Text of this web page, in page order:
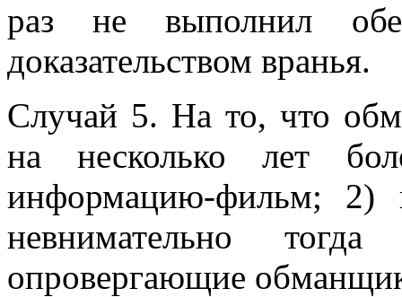
раз не выполнил
доказательством вранья.
Случай 5. На то, что
на несколько лет
информацию-фильм;
невнимательно
опровергающие